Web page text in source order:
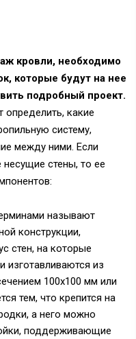
кровли, необходимо
которые будут на нее
подробный проект.
определить, какие
систему,
между ними. Если
стены, то ее
называют
конструкции,
стен, на которые
изготавливаются из
100х100 мм или
тем, что крепится на
а него можно
поддерживающие